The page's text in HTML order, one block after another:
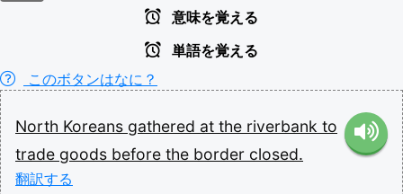
意味を覚える
単語を覚える
このボタンはなに？
North Koreans gathered at the riverbank to
trade goods before the border closed.
翻訳する